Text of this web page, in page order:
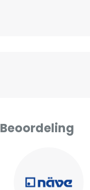
Beoordeling